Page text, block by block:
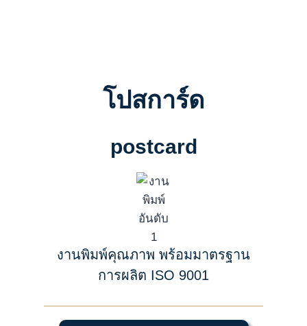
โปสการ์ด
postcard
งานพิมพ์คุณภาพ พร้อมมาตรฐาน
การผลิต ISO 9001